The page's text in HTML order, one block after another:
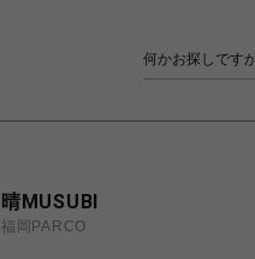
晴MUSUBI
福岡PARCO